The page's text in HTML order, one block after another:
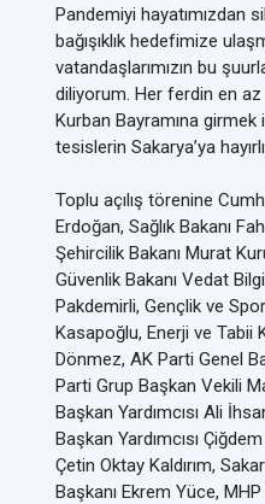
Pandemiyi hayatımızdan
bağışıklık hedefimize
vatandaşlarımızın bu
diliyorum. Her ferdin en
Kurban Bayramına girmek
tesislerin Sakarya’ya
Toplu açılış törenine
Erdoğan, Sağlık Bakanı
Şehircilik Bakanı Murat
Güvenlik Bakanı Vedat
Pakdemirli, Gençlik ve
Kasapoğlu, Enerji ve Tabii
Dönmez, AK Parti Genel
Parti Grup Başkan Vekili
Başkan Yardımcısı Ali
Başkan Yardımcısı
Çetin Oktay Kaldırım,
Başkanı Ekrem Yüce,